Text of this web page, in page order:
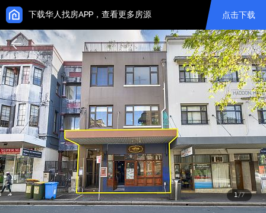
下载华人找房APP，查看更多房源 点击下载
1/7